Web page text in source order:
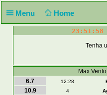
Menu Home
23:51:58
Tenha
Max
6.7
12:28
10.9
4